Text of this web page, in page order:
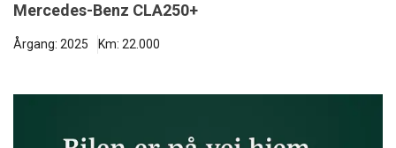
Mercedes-Benz CLA250+
Årgang: 2025 Km: 22.000